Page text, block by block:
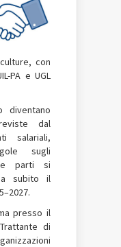
con
PA e UGL
diventano
dal
salariali,
sugli
le parti si
subito il
presso il
di